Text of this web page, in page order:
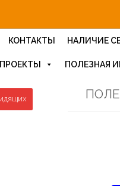
КОНТАКТЫ НАЛИЧИЕ
ПОЛЕЗНАЯ